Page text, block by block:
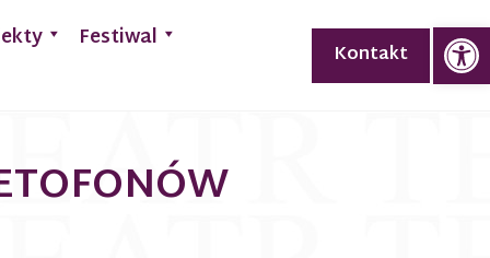
Festiwal
Kontakt